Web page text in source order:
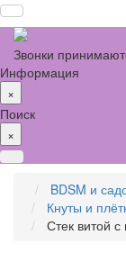
Звонки
Информация
×
Поиск
×
BDSM и
Кнуты и
Стек витой